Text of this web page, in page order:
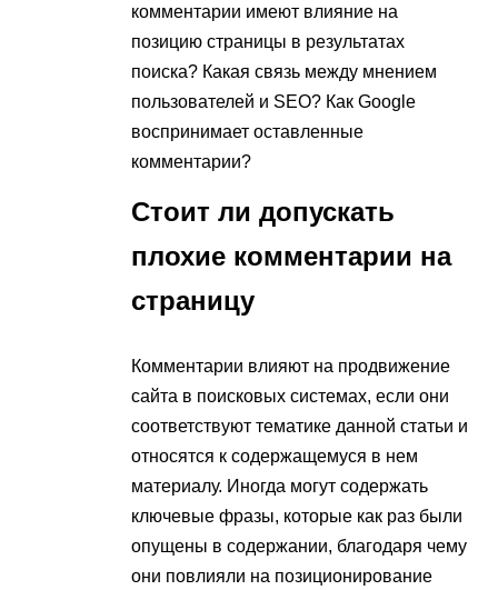
комментарии имеют влияние на
позицию страницы в результатах
поиска? Какая связь между мнением
пользователей и SEO? Как Google
воспринимает оставленные
комментарии?
Стоит ли допускать
плохие комментарии на
страницу
Комментарии влияют на продвижение
сайта в поисковых системах, если они
соответствуют тематике данной статьи и
относятся к содержащемуся в нем
материалу. Иногда могут содержать
ключевые фразы, которые как раз были
опущены в содержании, благодаря чему
они повлияли на позиционирование